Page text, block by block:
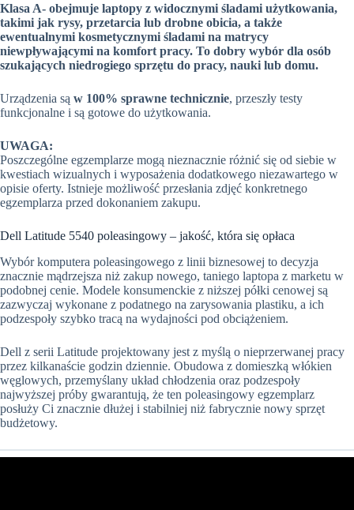
Klasa A- obejmuje laptopy z widocznymi śladami użytkowania,
takimi jak rysy, przetarcia lub drobne obicia, a także
ewentualnymi kosmetycznymi śladami na matrycy
niewpływającymi na komfort pracy. To dobry wybór dla osób
szukających niedrogiego sprzętu do pracy, nauki lub domu.
Urządzenia są w 100% sprawne technicznie, przeszły testy
funkcjonalne i są gotowe do użytkowania.
UWAGA:
Poszczególne egzemplarze mogą nieznacznie różnić się od siebie w
kwestiach wizualnych i wyposażenia dodatkowego niezawartego w
opisie oferty. Istnieje możliwość przesłania zdjęć konkretnego
egzemplarza przed dokonaniem zakupu.
Dell Latitude 5540 poleasingowy – jakość, która się opłaca
Wybór komputera poleasingowego z linii biznesowej to decyzja
znacznie mądrzejsza niż zakup nowego, taniego laptopa z marketu w
podobnej cenie. Modele konsumenckie z niższej półki cenowej są
zazwyczaj wykonane z podatnego na zarysowania plastiku, a ich
podzespoły szybko tracą na wydajności pod obciążeniem.
Dell z serii Latitude projektowany jest z myślą o nieprzerwanej pracy
przez kilkanaście godzin dziennie. Obudowa z domieszką włókien
węglowych, przemyślany układ chłodzenia oraz podzespoły
najwyższej próby gwarantują, że ten poleasingowy egzemplarz
posłuży Ci znacznie dłużej i stabilniej niż fabrycznie nowy sprzęt
budżetowy.